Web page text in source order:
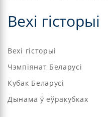
Вехі гісторыі
Вехі гісторыі
Чэмпіянат Беларусі
Кубак Беларусі
Дынама ў еўракубках